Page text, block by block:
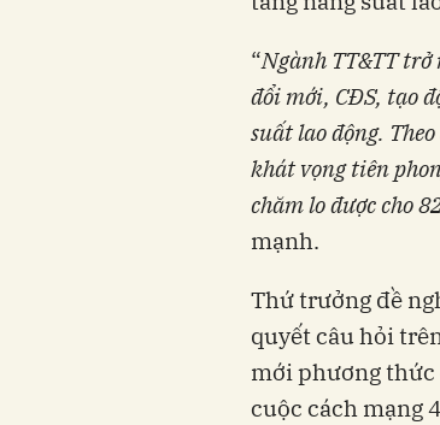
“Ngành TT&TTtrở
đổi mới, CĐS, tạo
suất lao động. Theo
khát vọng tiên
chăm lo được cho
mạnh.
Thứ trưởng đề
quyết câu hỏi
mới phương thức
cuộc cách mạng